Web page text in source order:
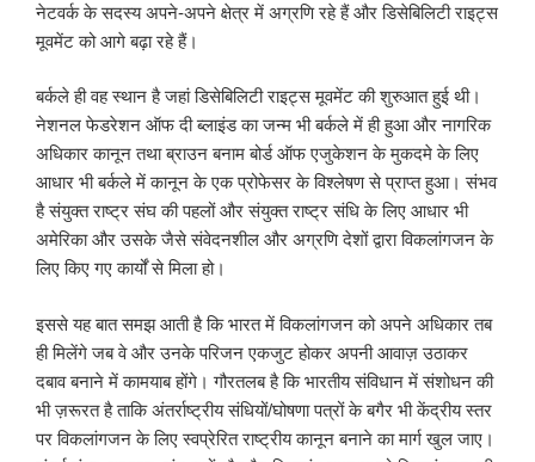
नेटवर्क के सदस्य अपने-अपने क्षेत्र में अग्रणि रहे हैं और डिसेबिलिटी राइट्स
मूवमेंट को आगे बढ़ा रहे हैं।
बर्कले ही वह स्थान है जहां डिसेबिलिटी राइट्स मूवमेंट की शुरुआत हुई थी।
नेशनल फेडरेशन ऑफ दी ब्लाइंड का जन्म भी बर्कले में ही हुआ और नागरिक
अधिकार कानून तथा ब्राउन बनाम बोर्ड ऑफ एजुकेशन के मुकदमे के लिए
आधार भी बर्कले में कानून के एक प्रोफेसर के विश्लेषण से प्राप्त हुआ। संभव
है संयुक्त राष्ट्र संघ की पहलों और संयुक्त राष्ट्र संधि के लिए आधार भी
अमेरिका और उसके जैसे संवेदनशील और अग्रणि देशों द्वारा विकलांगजन के
लिए किए गए कार्यों से मिला हो।
इससे यह बात समझ आती है कि भारत में विकलांगजन को अपने अधिकार तब
ही मिलेंगे जब वे और उनके परिजन एकजुट होकर अपनी आवाज़ उठाकर
दबाव बनाने में कामयाब होंगे। गौरतलब है कि भारतीय संविधान में संशोधन की
भी ज़रूरत है ताकि अंतर्राष्ट्रीय संधियों/घोषणा पत्रों के बगैर भी केंद्रीय स्तर
पर विकलांगजन के लिए स्वप्रेरित राष्ट्रीय कानून बनाने का मार्ग खुल जाए।